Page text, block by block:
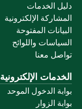
دليل الخدمات
المشاركة الإلكترونية
البيانات المفتوحة
السياسات واللوائح
تواصل معنا
الخدمات الإلكترونية
بوابة الدخول الموحد
بوابة الزوار